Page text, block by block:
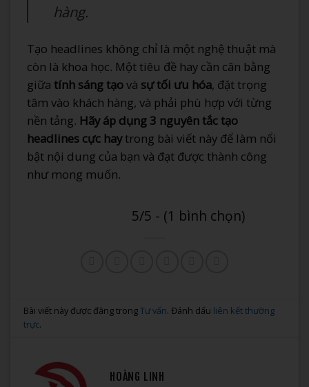
hàng.
Tạo headlines không chỉ là một nghệ thuật mà
còn là khoa học. Một tiêu đề hay cần cân bằng
giữa tính sáng tạovà sự tối ưu hóa, đặt trọng
tâm vào khách hàng, và phải phù hợp với từng
nền tảng. Hãy áp dụng 3 nguyên tắc tạo
headlines cực haytrong bài viết này để làm nổi
bật nội dung của bạn và đạt được thành công
như mong muốn.
5/5 - (1 bình chọn)
Bài viết này được đăng trongTư vấn. Đánh dấu liên kết thường
trực.
HOÀNG LINH